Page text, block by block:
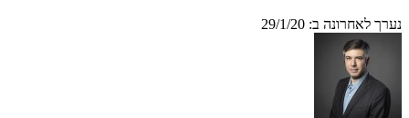
נערך לאחרונה ב: 29/1/20